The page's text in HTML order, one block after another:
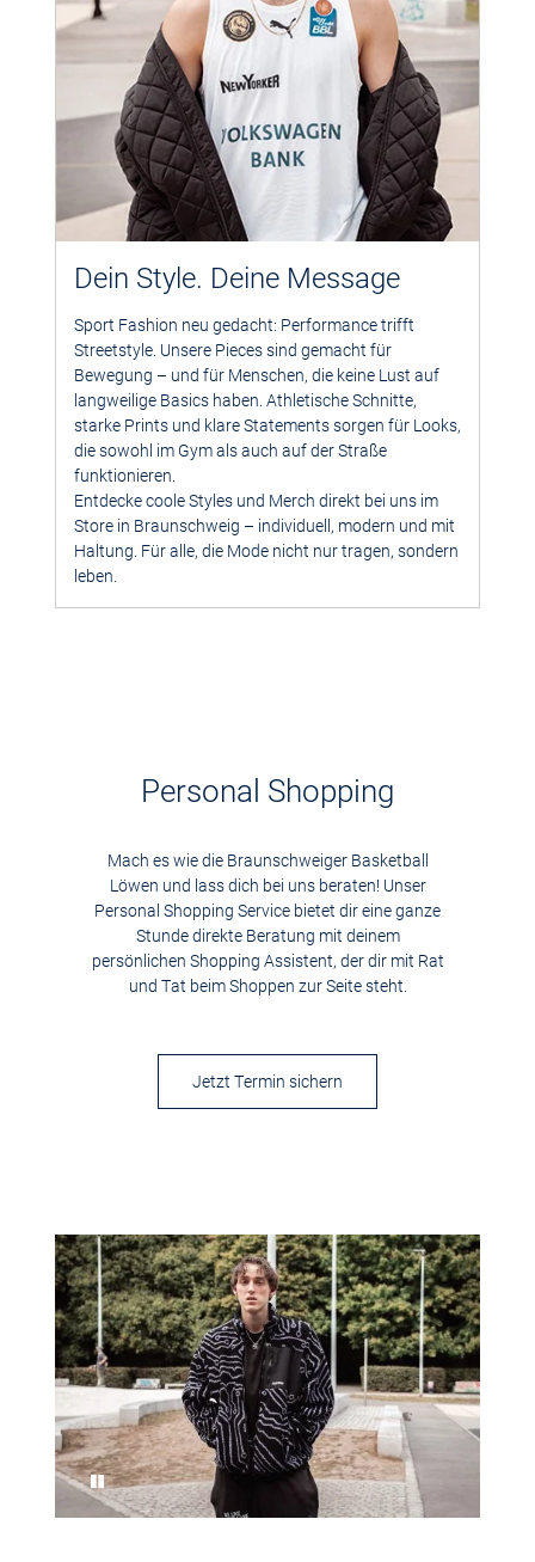
Dein Style. Deine Message
Sport Fashion neu gedacht: Performance trifft
Streetstyle. Unsere Pieces sind gemacht für
Bewegung – und für Menschen, die keine Lust auf
langweilige Basics haben. Athletische Schnitte,
starke Prints und klare Statements sorgen für Looks,
die sowohl im Gym als auch auf der Straße
funktionieren.
Entdecke coole Styles und Merch direkt bei uns im
Store in Braunschweig – individuell, modern und mit
Haltung. Für alle, die Mode nicht nur tragen, sondern
leben.
Personal Shopping
Mach es wie die Braunschweiger Basketball
Löwen und lass dich bei uns beraten! Unser
Personal Shopping Service bietet dir eine ganze
Stunde direkte Beratung mit deinem
persönlichen Shopping Assistent, der dir mit Rat
und Tat beim Shoppen zur Seite steht.
Jetzt Termin sichern
Pause